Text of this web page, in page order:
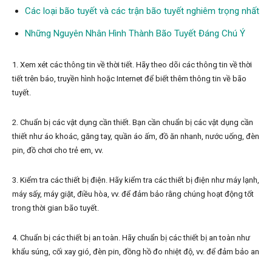
Các loại bão tuyết và các trận bão tuyết nghiêm trọng nhất
Những Nguyên Nhân Hình Thành Bão Tuyết Đáng Chú Ý
1. Xem xét các thông tin về thời tiết. Hãy theo dõi các thông tin về thời
tiết trên báo, truyền hình hoặc Internet để biết thêm thông tin về bão
tuyết.
2. Chuẩn bị các vật dụng cần thiết. Bạn cần chuẩn bị các vật dụng cần
thiết như áo khoác, găng tay, quần áo ấm, đồ ăn nhanh, nước uống, đèn
pin, đồ chơi cho trẻ em, vv.
3. Kiểm tra các thiết bị điện. Hãy kiểm tra các thiết bị điện như máy lạnh,
máy sấy, máy giặt, điều hòa, vv. để đảm bảo rằng chúng hoạt động tốt
trong thời gian bão tuyết.
4. Chuẩn bị các thiết bị an toàn. Hãy chuẩn bị các thiết bị an toàn như
khẩu súng, cối xay gió, đèn pin, đồng hồ đo nhiệt độ, vv. để đảm bảo an